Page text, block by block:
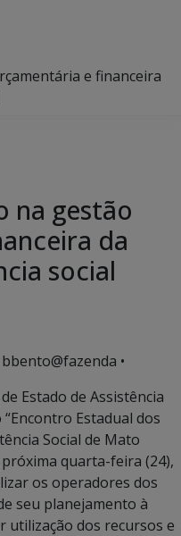
e financeira
na gestão
da
social
•
Estado de Assistência
Estadual dos
Social de Mato
quarta-feira (24),
os operadores dos
seu planejamento à
utilização dos recursos e